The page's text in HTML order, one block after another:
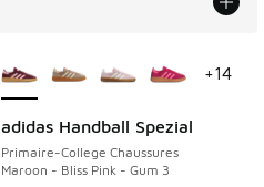
adidas Handball Spezial
Primaire-College Chaussures
Maroon - Bliss Pink - Gum 3
+14